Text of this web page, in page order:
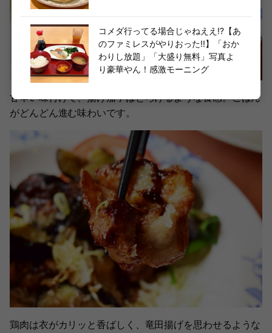
甘辛い味付けで、揚げ茄子はとろけるような食感。ごはん
がどんどん進む味わいです。
鶏肉は衣がカリッと香ばしく、竜田揚げを思わせるような
コメダ行ってる場合じゃねええ!?【あ
のファミレスがやりおった!!】「おか
わりし放題」「大盛り無料」写真よ
り豪華やん！感激モーニング